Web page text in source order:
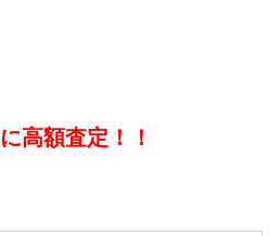
高額査定！！